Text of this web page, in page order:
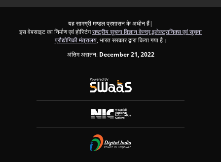
यह सामग्री मण्डल प्रशासन के अधीन हैं|
इस वेबसाइट का निर्माण एवं होस्टिंगराष्ट्रीय सूचना विज्ञान केन्द्र,इलेक्ट्रानिक्स एवं सूचना
प्रौद्योगिकी मंत्रालय, भारत सरकार द्वारा किया गया है।
अंतिम अद्यतन: December 21, 2022